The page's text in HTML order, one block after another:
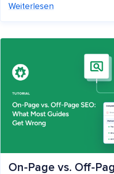
Weiterlesen
On-Page vs. Off-